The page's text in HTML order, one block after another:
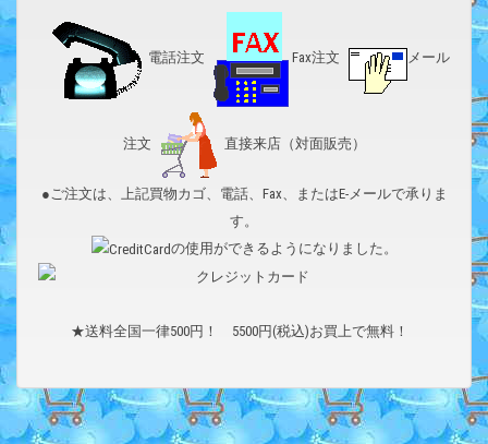
電話注文 Fax注文 メール
注文 直接来店（対面販売）
●ご注文は、上記買物カゴ、電話、Fax、またはE-メールで承りま
す。
の使用ができるようになりました。
★送料全国一律500円！ 5500円(税込)お買上で無料！